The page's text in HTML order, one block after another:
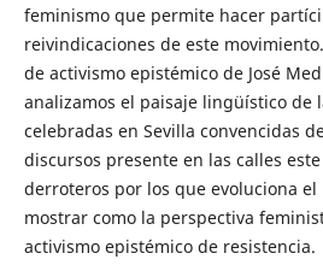
feminismo que permite hacer
reivindicaciones de este
de activismo epistémico de José
analizamos el paisaje lingüístico de
celebradas en Sevilla convencidas
discursos presente en las calles
derroteros por los que evoluciona
mostrar como la perspectiva
activismo epistémico de resistencia.